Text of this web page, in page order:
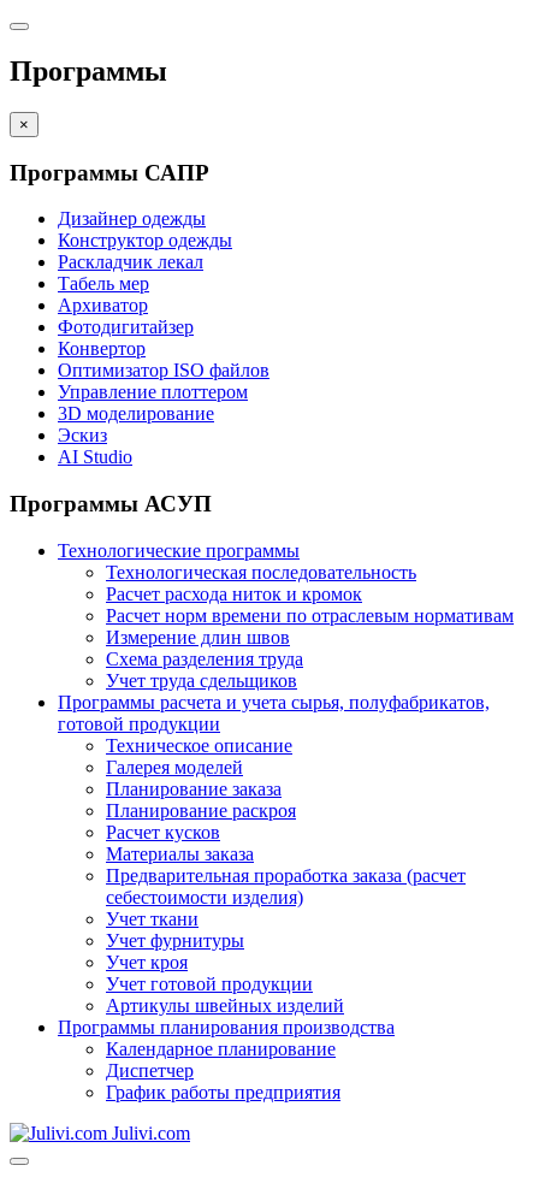
Программы
×
Программы САПР
Дизайнер одежды
Конструктор одежды
Раскладчик лекал
Табель мер
Архиватор
Фотодигитайзер
Конвертор
Оптимизатор ISO файлов
Управление плоттером
3D моделирование
Эскиз
AI Studio
Программы АСУП
Технологические программы
Технологическая последовательность
Расчет расхода ниток и кромок
Расчет норм времени по отраслевым нормативам
Измерение длин швов
Схема разделения труда
Учет труда сдельщиков
Программы расчета и учета сырья, полуфабрикатов,
готовой продукции
Техническое описание
Галерея моделей
Планирование заказа
Планирование раскроя
Расчет кусков
Материалы заказа
Предварительная проработка заказа (расчет
себестоимости изделия)
Учет ткани
Учет фурнитуры
Учет кроя
Учет готовой продукции
Артикулы швейных изделий
Программы планирования производства
Календарное планирование
Диспетчер
График работы предприятия
Julivi.com